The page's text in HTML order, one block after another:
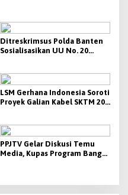
Ditreskrimsus Polda Banten
Sosialisasikan UU No. 20
LSM Gerhana Indonesia Soroti
Proyek Galian Kabel SKTM 20
PPJTV Gelar Diskusi Temu
Media, Kupas Program Bang